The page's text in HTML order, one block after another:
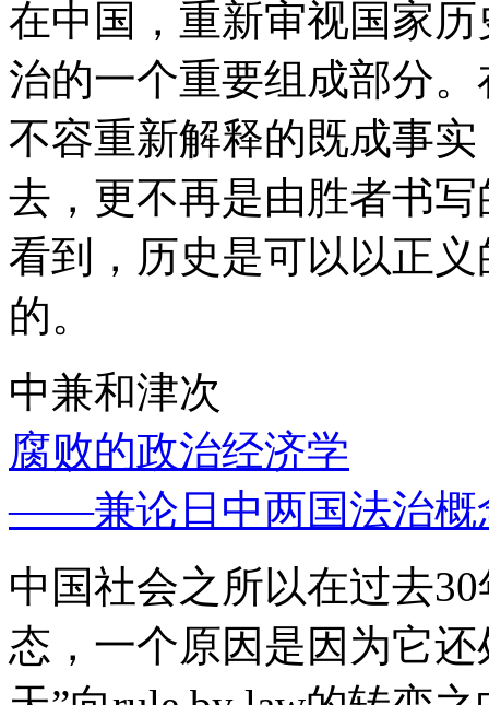
在中国，重新审视国家
治的一个重要组成部分
不容重新解释的既成事
去，更不再是由胜者书
看到，历史是可以以正
的。
中兼和津次
腐败的政治经济学
——兼论日中两国法治概
中国社会之所以在过去
态，一个原因是因为它